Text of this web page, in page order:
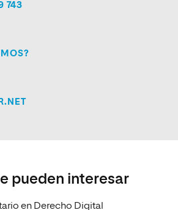
743
pueden interesar
en Derecho Digital